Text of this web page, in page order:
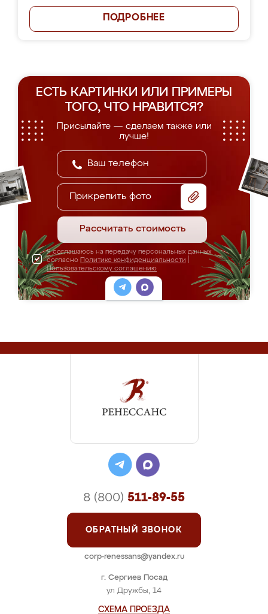
ПОДРОБНЕЕ
ЕСТЬ КАРТИНКИ ИЛИ ПРИМЕРЫ
ТОГО, ЧТО НРАВИТСЯ?
Присылайте — сделаем также или
лучше!
Прикрепить фото
Рассчитать стоимость
Я соглашаюсь на передачу персональных данных
согласно Политике конфиденциальности
Пользовательскому соглашению
г. Сергиев Посад
ул Дружбы, 14
СХЕМА ПРОЕЗДА
8 (800) 511-89-55
ОБРАТНЫЙ ЗВОНОК
corp-renessans@yandex.ru